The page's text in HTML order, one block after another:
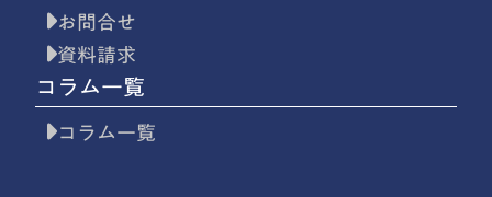
お問合せ
資料請求
コラム一覧
コラム一覧